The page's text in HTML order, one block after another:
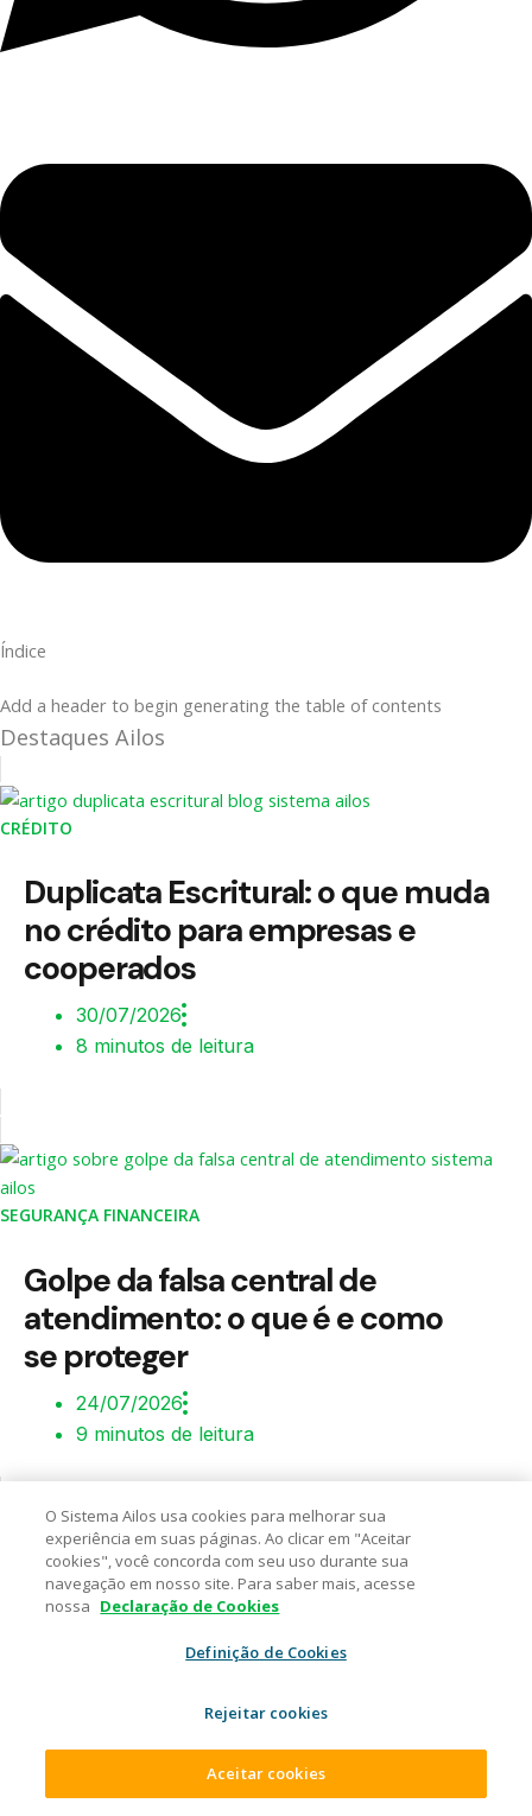
Índice
Add a header to begin generating the table of contents
Destaques Ailos
CRÉDITO
Duplicata Escritural: o que muda
no crédito para empresas e
cooperados
30/07/2026
8 minutos de leitura
SEGURANÇA FINANCEIRA
Golpe da falsa central de
atendimento: o que é e como
se proteger
24/07/2026
9 minutos de leitura
EDUCAÇÃO FINANCEIRA
Copa do Mundo 2030: como
de acompanhar a Seleção ao vivo
6 minutos de leitura
O Sistema Ailos usa cookies para melhorar sua
experiência em suas páginas. Ao clicar em "Aceitar
cookies", você concorda com seu uso durante sua
navegação em nosso site. Para saber mais, acesse
nossa Declaração de Cookies
Definição de Cookies
Rejeitar cookies
Aceitar cookies